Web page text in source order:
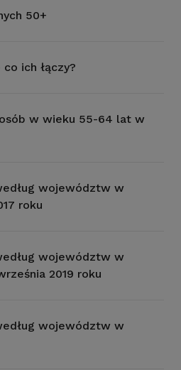
50+
ich łączy?
w wieku 55-64 lat w
województw w
roku
województw w
2019 roku
województw w